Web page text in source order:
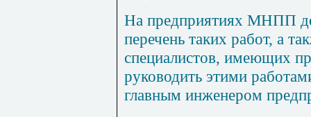
На предприятиях МНПП
перечень таких работ, а
специалистов, имеющих
руководить этими
главным инженером